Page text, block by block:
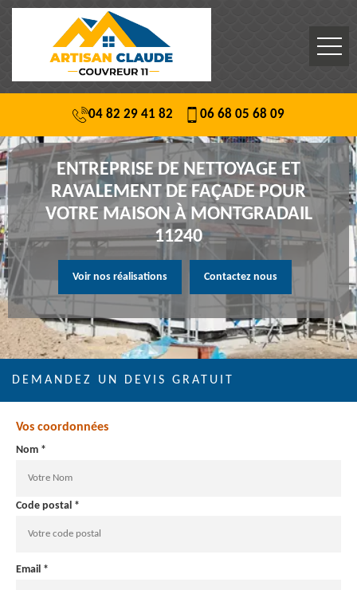
04 82 29 41 82 06 68 05 68 09
ENTREPRISE DE NETTOYAGE ET
RAVALEMENT DE FAÇADE POUR
VOTRE MAISON À MONTGRADAIL
11240
Voir nos réalisations Contactez nous
DEMANDEZ UN DEVIS GRATUIT
Vos coordonnées
Nom *
Code postal *
Email *